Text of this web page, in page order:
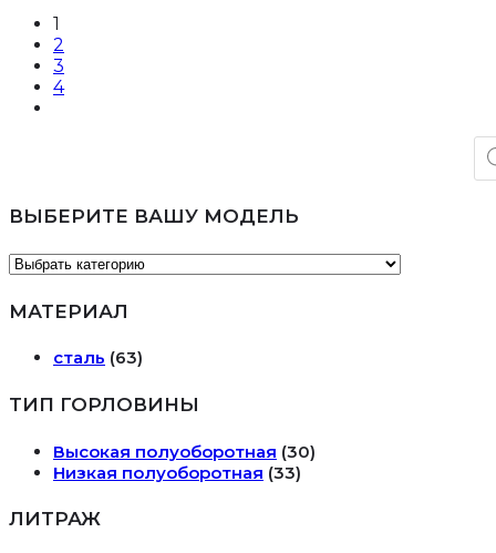
1
2
3
4
ВЫБЕРИТЕ ВАШУ МОДЕЛЬ
МАТЕРИАЛ
сталь (63)
ТИП ГОРЛОВИНЫ
Высокая полуоборотная (30)
Низкая полуоборотная (33)
ЛИТРАЖ